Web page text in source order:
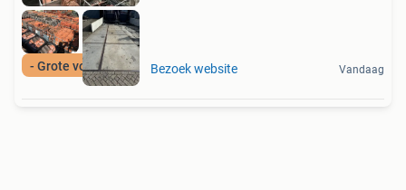
- Grote voorraad - Bezoek website Vandaag